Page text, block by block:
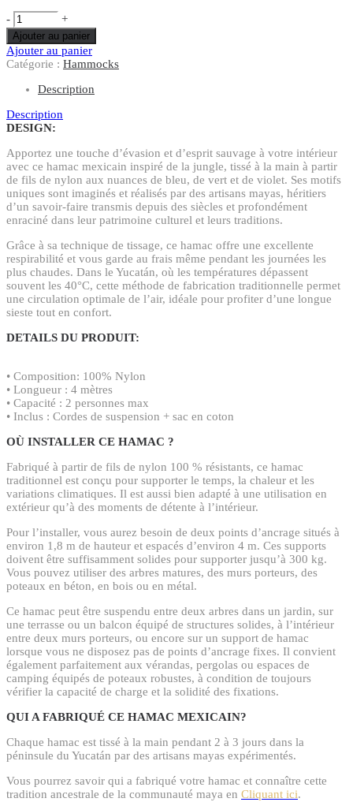
- +
Ajouter au panier
Ajouter au panier
Catégorie : Hammocks
Description
Description
DESIGN:
Apportez une touche d’évasion et d’esprit sauvage à votre intérieur
avec ce hamac mexicain inspiré de la jungle, tissé à la main à partir
de fils de nylon aux nuances de bleu, de vert et de violet. Ses motifs
uniques sont imaginés et réalisés par des artisans mayas, héritiers
d’un savoir-faire transmis depuis des siècles et profondément
enraciné dans leur patrimoine culturel et leurs traditions.
Grâce à sa technique de tissage, ce hamac offre une excellente
respirabilité et vous garde au frais même pendant les journées les
plus chaudes. Dans le Yucatán, où les températures dépassent
souvent les 40°C, cette méthode de fabrication traditionnelle permet
une circulation optimale de l’air, idéale pour profiter d’une longue
sieste tout en confort.
DETAILS DU PRODUIT:
• Composition: 100% Nylon
• Longueur : 4 mètres
• Capacité : 2 personnes max
• Inclus : Cordes de suspension + sac en coton
OÙ INSTALLER CE HAMAC ?
Fabriqué à partir de fils de nylon 100 % résistants, ce hamac
traditionnel est conçu pour supporter le temps, la chaleur et les
variations climatiques. Il est aussi bien adapté à une utilisation en
extérieur qu’à des moments de détente à l’intérieur.
Pour l’installer, vous aurez besoin de deux points d’ancrage situés à
environ 1,8 m de hauteur et espacés d’environ 4 m. Ces supports
doivent être suffisamment solides pour supporter jusqu’à 300 kg.
Vous pouvez utiliser des arbres matures, des murs porteurs, des
poteaux en béton, en bois ou en métal.
Ce hamac peut être suspendu entre deux arbres dans un jardin, sur
une terrasse ou un balcon équipé de structures solides, à l’intérieur
entre deux murs porteurs, ou encore sur un support de hamac
lorsque vous ne disposez pas de points d’ancrage fixes. Il convient
également parfaitement aux vérandas, pergolas ou espaces de
camping équipés de poteaux robustes, à condition de toujours
vérifier la capacité de charge et la solidité des fixations.
QUI A FABRIQUÉ CE HAMAC MEXICAIN?
Chaque hamac est tissé à la main pendant 2 à 3 jours dans la
péninsule du Yucatán par des artisans mayas expérimentés.
Vous pourrez savoir qui a fabriqué votre hamac et connaître cette
tradition ancestrale de la communauté maya en Cliquant ici.